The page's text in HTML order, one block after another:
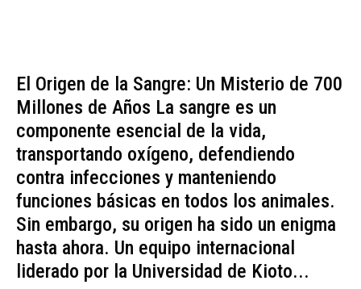
El Origen de la Sangre: Un Misterio de 700
Millones de Años La sangre es un
componente esencial de la vida,
transportando oxígeno, defendiendo
contra infecciones y manteniendo
funciones básicas en todos los animales.
Sin embargo, su origen ha sido un enigma
hasta ahora. Un equipo internacional
liderado por la Universidad de Kioto...